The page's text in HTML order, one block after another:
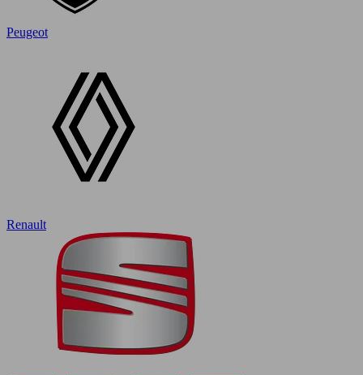
Peugeot
Renault